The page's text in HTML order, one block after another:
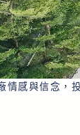
情感與信念，